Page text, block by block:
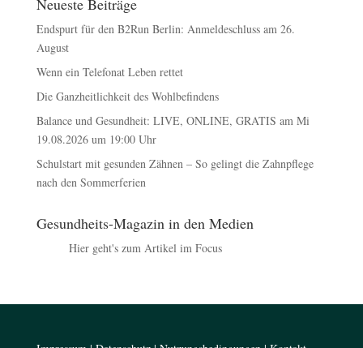
Neueste Beiträge
Endspurt für den B2Run Berlin: Anmeldeschluss am 26.
August
Wenn ein Telefonat Leben rettet
Die Ganzheitlichkeit des Wohlbefindens
Balance und Gesundheit: LIVE, ONLINE, GRATIS am Mi
19.08.2026 um 19:00 Uhr
Schulstart mit gesunden Zähnen – So gelingt die Zahnpflege
nach den Sommerferien
Gesundheits-Magazin in den Medien
Hier geht's zum Artikel im Focus